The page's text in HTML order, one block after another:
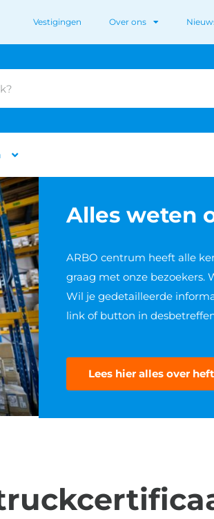
Vestigingen Over ons
Alles weten
ARBO centrum heeft alle
graag met onze bezoekers.
Wil je gedetailleerde
link of button in
Lees hier alles over